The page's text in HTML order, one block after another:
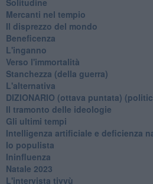
Mercanti nel tempio
Il disprezzo del mondo
Beneficenza
L'inganno
Verso l'immortalità
Stanchezza (della guerra)
L'alternativa
​DIZIONARIO (ottava puntata)
Il tramonto delle ideologie
Gli ultimi tempi
Intelligenza artificiale e deficienza
Io populista
Ininfluenza
Natale 2023
L'intervista tivvù